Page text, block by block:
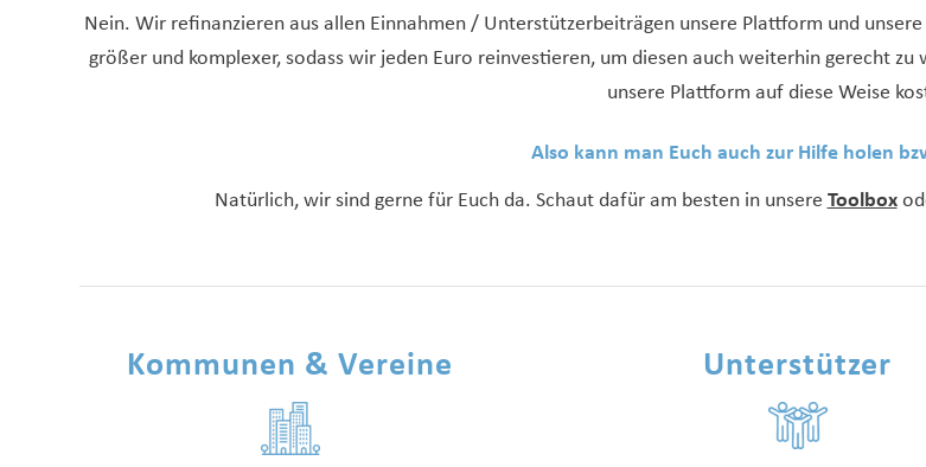
Nein. Wir refinanzieren aus allen Einnahmen / Unterstützerbeiträgen unsere Plattform und
größer und komplexer, sodass wir jeden Euro reinvestieren, um diesen auch weiterhin gerecht
unsere Plattform auf diese Weise
Also kann man Euch auch zur Hilfe holen
Natürlich, wir sind gerne für Euch da. Schaut dafür am besten in unsere Toolbox
Kommunen & Vereine Unterstützer